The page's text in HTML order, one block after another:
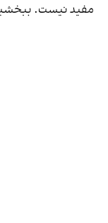
مفید نیست.